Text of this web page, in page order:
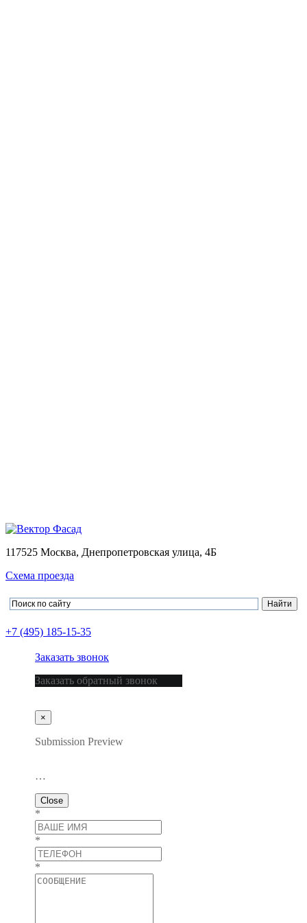
117525 Москва, Днепропетровская улица, 4Б
Схема проезда
+7 (495) 185-15-35
Заказать звонок
Заказать обратный звонок
×
Submission Preview
…
Close
*
*
*